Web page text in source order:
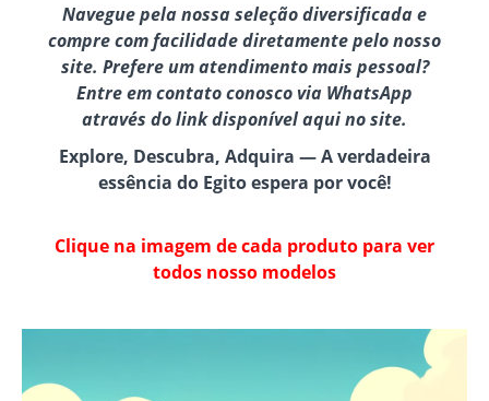
Navegue pela nossa seleção diversificada e
compre com facilidade diretamente pelo nosso
site. Prefere um atendimento mais pessoal?
Entre em contato conosco via WhatsApp
através do link disponível aqui no site.
Explore, Descubra, Adquira — A verdadeira
essência do Egito espera por você!
Clique na imagem de cada produto para ver
todos nosso modelos